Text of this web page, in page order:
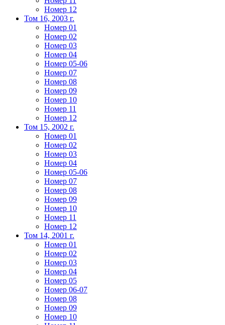
Номер 12
Том 16, 2003 г.
Номер 01
Номер 02
Номер 03
Номер 04
Номер 05-06
Номер 07
Номер 08
Номер 09
Номер 10
Номер 11
Номер 12
Том 15, 2002 г.
Номер 01
Номер 02
Номер 03
Номер 04
Номер 05-06
Номер 07
Номер 08
Номер 09
Номер 10
Номер 11
Номер 12
Том 14, 2001 г.
Номер 01
Номер 02
Номер 03
Номер 04
Номер 05
Номер 06-07
Номер 08
Номер 09
Номер 10